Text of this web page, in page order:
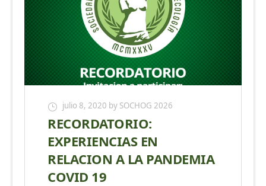
julio 8, 2020 by SOCHOG 2026
RECORDATORIO:
EXPERIENCIAS EN
RELACION A LA PANDEMIA
COVID 19